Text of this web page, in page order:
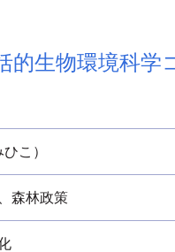
的生物環境科学
こ）
森林政策